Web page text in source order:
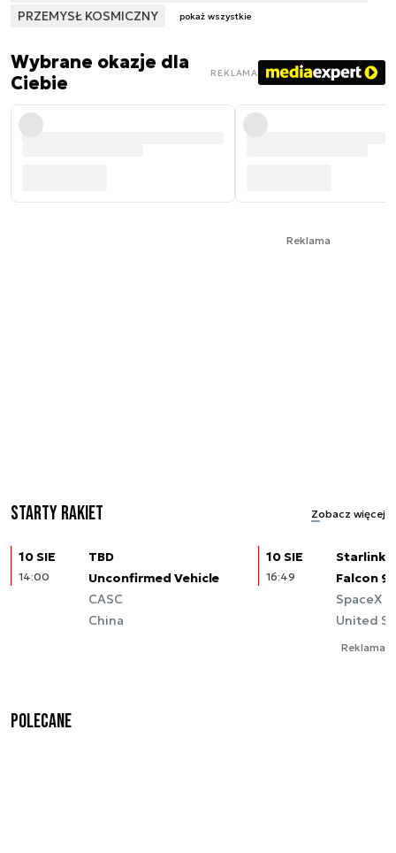
PRZEMYSŁ KOSMICZNY
pokaż wszystkie
Wybrane okazje dla
Ciebie
REKLAMA
Reklama
Starty rakiet Zobacz więcej
10 SIE
14:00
TBD
Unconfirmed Vehicle
CASC
China
10 SIE
16:49
Starlink
Falcon 9
SpaceX
United
Reklama
Polecane